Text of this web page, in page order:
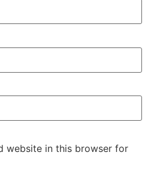
website in this browser for